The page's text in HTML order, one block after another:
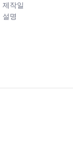
제작일
설명